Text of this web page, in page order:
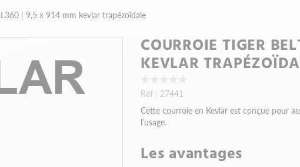
| 9,5 x 914 mm kevlar trapézoïdale
COURROIE TIGER
KEVLAR
Réf : 27441
Cette courroie en Kevlar est conçue pour
l’usage.
Les avantages